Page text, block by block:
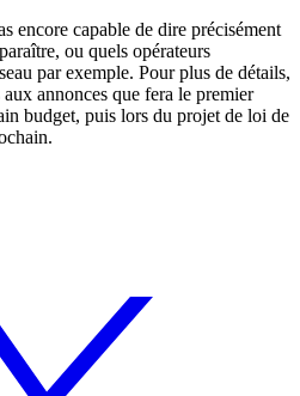
encore capable de dire précisément
ou quels opérateurs
par exemple. Pour plus de détails,
annonces que fera le premier
budget, puis lors du projet de loi de